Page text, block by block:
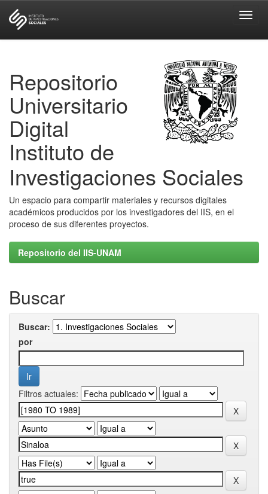
Repositorio
Universitario
Digital
Instituto de
Investigaciones Sociales
Un espacio para compartir materiales y recursos digitales
académicos producidos por los investigadores del IIS, en el
proceso de sus diferentes proyectos.
Repositorio del IIS-UNAM
Buscar
Buscar:
por
Filtros actuales: